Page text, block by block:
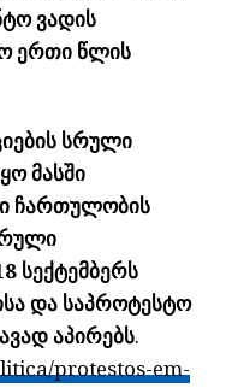
ვადის
ერთი წლის
სრული
მასში
ჩართულობის
სექტემბერს
და საპროტესტო
აპირებს.
protestos-em-